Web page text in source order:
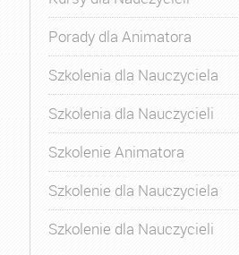
Porady dla Animatora
Szkolenia dla Nauczyciela
Szkolenia dla Nauczycieli
Szkolenie Animatora
Szkolenie dla Nauczyciela
Szkolenie dla Nauczycieli